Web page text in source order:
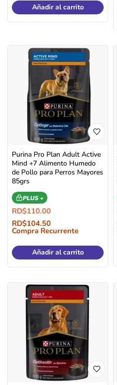
Añadir al carrito
Purina Pro Plan Adult Active
Mind +7 Alimento Humedo
de Pollo para Perros Mayores
85grs
PLUS +
RD$110.00
RD$104.50
Compra Recurrente
Añadir al carrito